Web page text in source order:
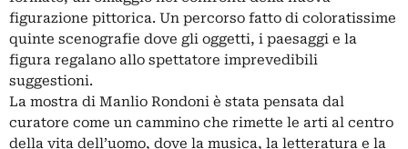
figurazione pittorica. Un percorso fatto di coloratissime
quinte scenografie dove gli oggetti, i paesaggi e la
figura regalano allo spettatore imprevedibili
suggestioni.
La mostra di Manlio Rondoni è stata pensata dal
curatore come un cammino che rimette le arti al centro
della vita dell’uomo, dove la musica, la letteratura e la